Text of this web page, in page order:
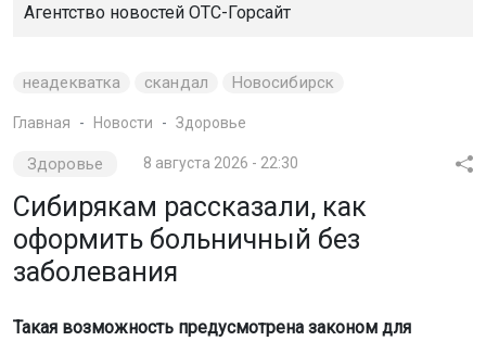
Агентство новостей ОТС-Горсайт
неадекватка скандал Новосибирск
Главная Новости Здоровье
Здоровье 8 августа 2026 - 22:30
Сибирякам рассказали, как
оформить больничный без
заболевания
Такая возможность предусмотрена законом для